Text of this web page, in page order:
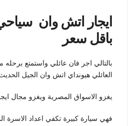
باقل سعر
بالتالي اجر فان عائلي واستمتع
العائلي هيونداي اتش وان الجيل الحديث منها –
يغزو الاسواق المصرية ويغزو مجال
فهي سيارة كبيرة تكفي اعداد الاسرة